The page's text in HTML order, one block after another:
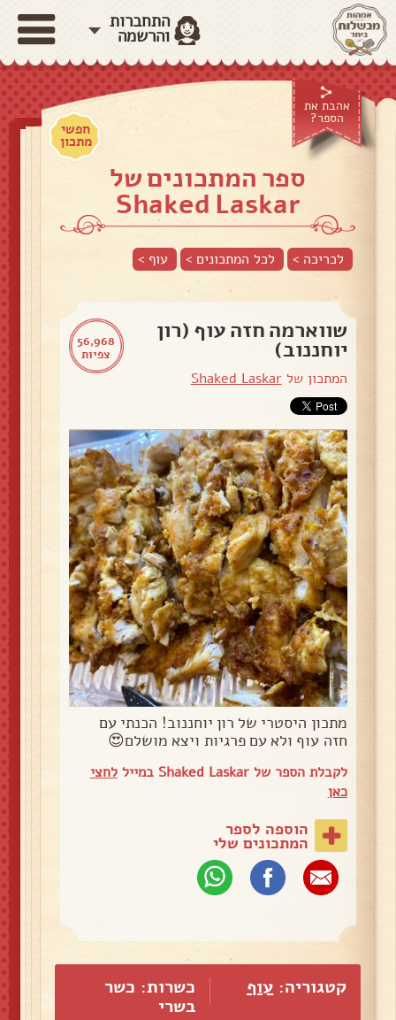
התחברות
והרשמה
אהבת את
הספר?
חפשי
מתכון
ספר המתכונים של
Shaked Laskar
לכריכה > לכל המתכונים > עוף >
56,968
צפיות
שווארמה חזה עוף (רון
יוחננוב)
המתכון של Shaked Laskar
מתכון היסטרי של רון יוחננוב! הכנתי עם
חזה עוף ולא עם פרגיות ויצא מושלם😍
לקבלת הספר של Shaked Laskar במייל
לחצי
כאן
הוספה לספר
המתכונים שלי
קטגוריה: עוף
כשרות: כשר
בשרי